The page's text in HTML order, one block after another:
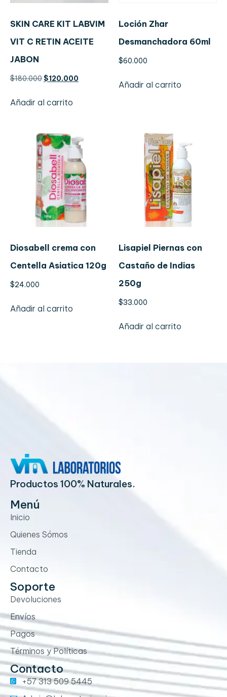
SKIN CARE KIT LABVIM
VIT C RETIN ACEITE
JABON
$180.000 $120.000
Añadir al carrito
Loción Zhar
Desmanchadora 60ml
$60.000
Añadir al carrito
Diosabell crema con
Centella Asiatica 120g
$24.000
Añadir al carrito
Lisapiel Piernas con
Castaño de Indias
250g
$33.000
Añadir al carrito
Productos 100% Naturales.
Menú
Inicio
Quienes Sómos
Tienda
Contacto
Soporte
Devoluciones
Envíos
Pagos
Términos y Políticas
Contacto
+57 313 509 5445